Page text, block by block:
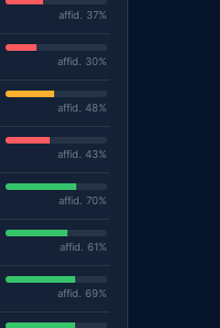
affid. 37%
affid. 30%
affid. 48%
affid. 43%
affid. 70%
affid. 61%
affid. 69%